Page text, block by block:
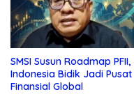
SMSI Susun Roadmap PFII,
Indonesia Bidik Jadi Pusat
Finansial Global